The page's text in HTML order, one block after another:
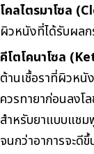
โคลไตรมาโซล
ผิวหนังที่ได้รับผลก
คีโตโคนาโซล
ต้านเชื้อราที่ผิวหนั
ควรทายาก่อนลงโ
สำหรับยาแบบแชม
จนกว่าอาการจะ